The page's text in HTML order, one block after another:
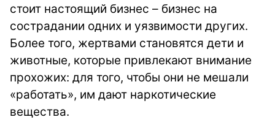
стоит настоящий бизнес – бизнес на
сострадании одних и уязвимости других.
Более того, жертвами становятся дети и
животные, которые привлекают внимание
прохожих: для того, чтобы они не мешали
«работать», им дают наркотические
вещества.